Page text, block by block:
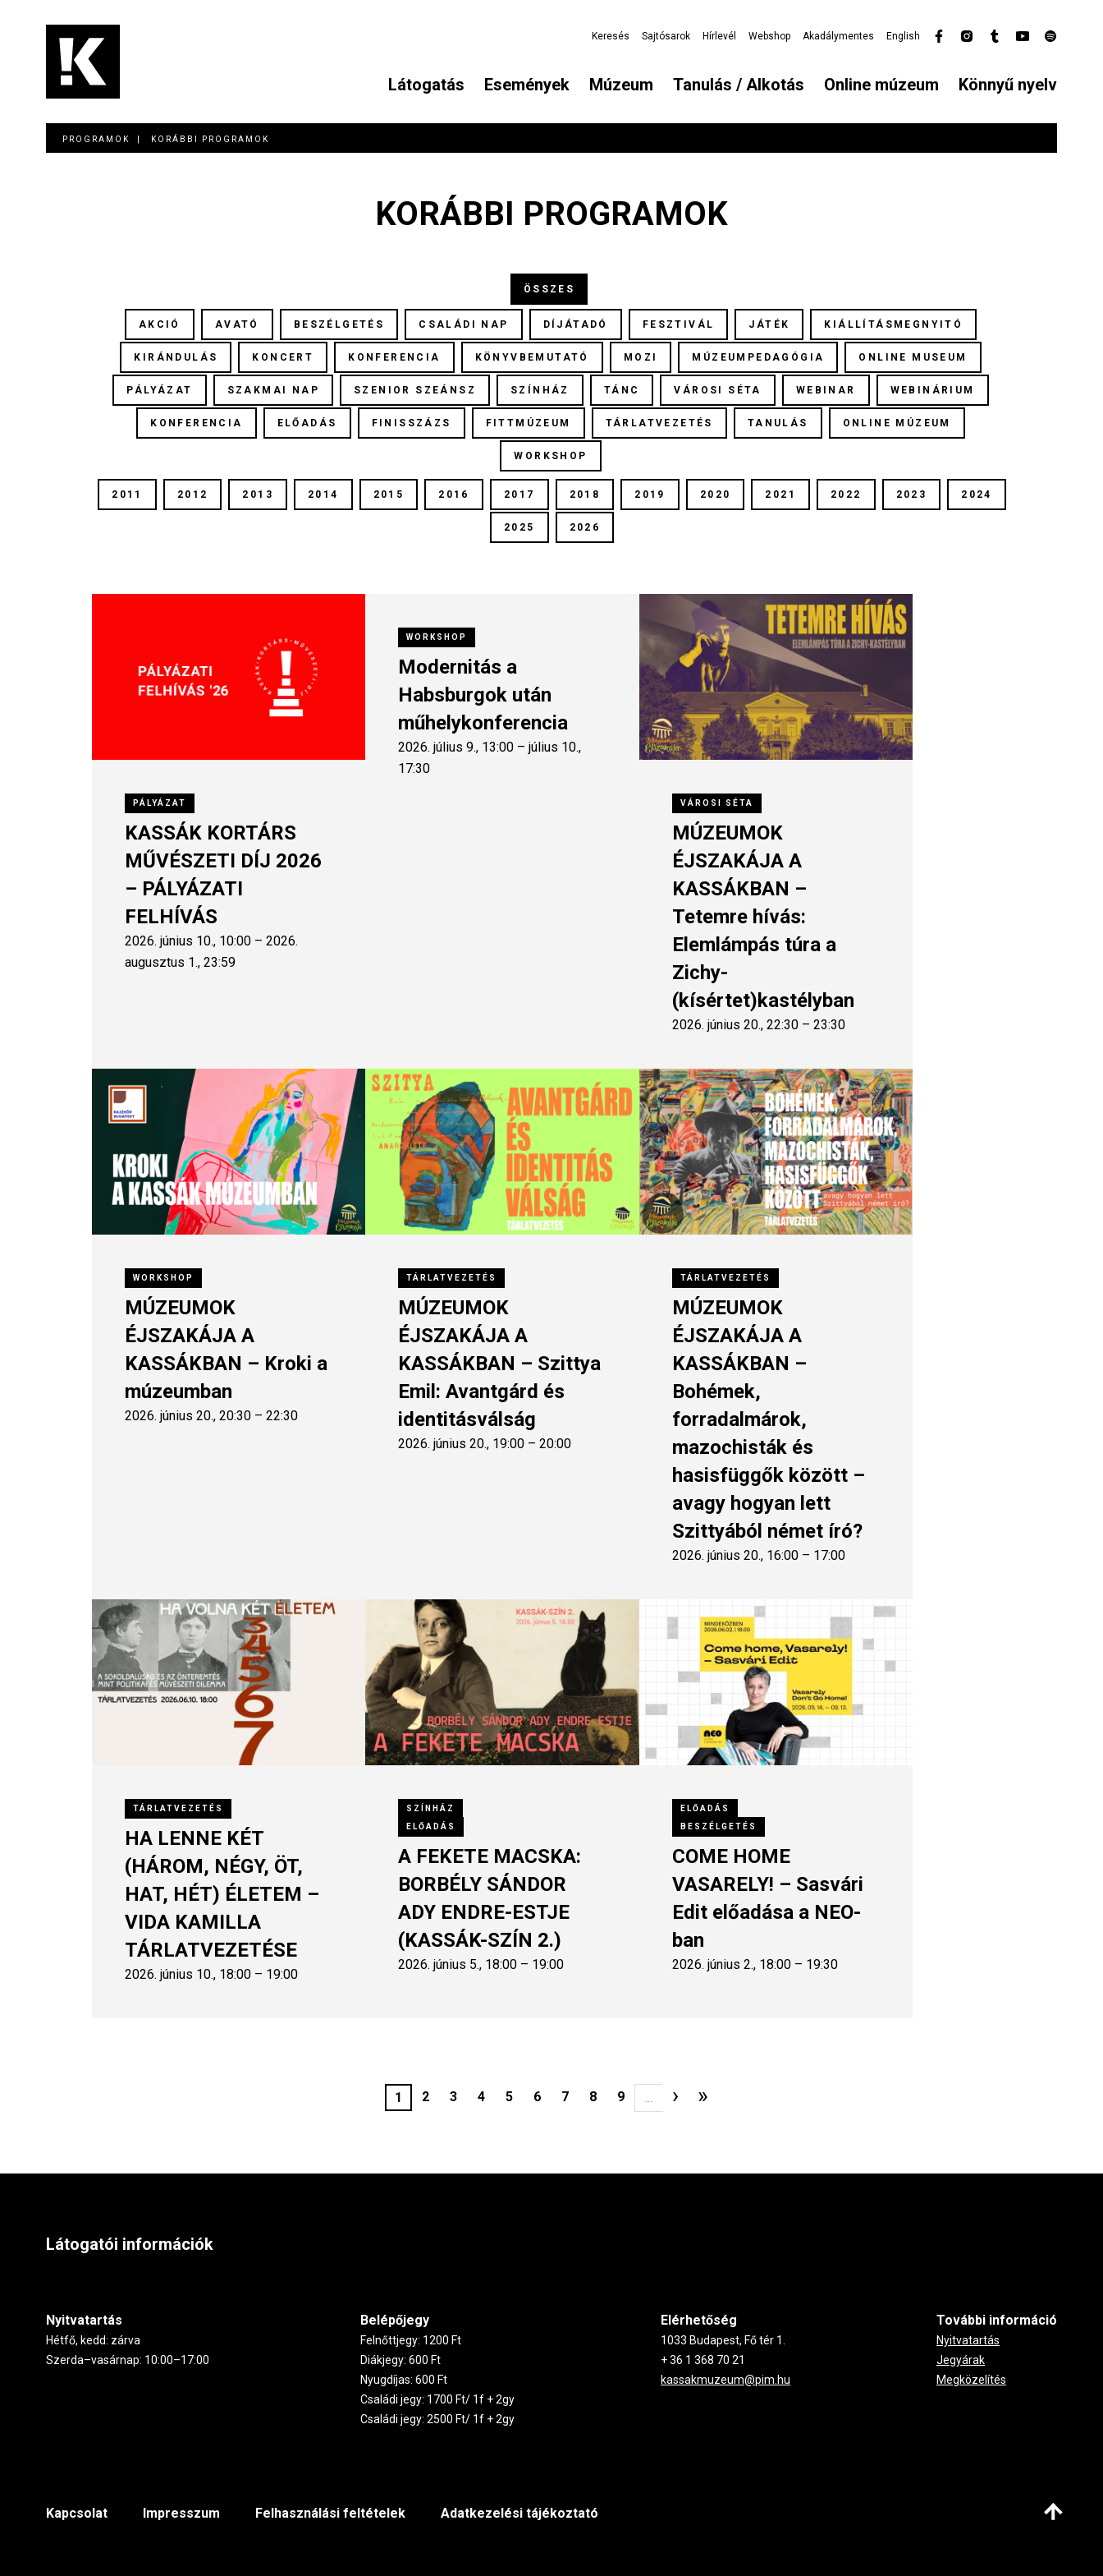
menu
Keresés Sajtósarok Hírlevél Webshop Akadálymentes English
navigation
Látogatás Események Múzeum Tanulás / Alkotás Online múzeum Könnyű nyelv
PROGRAMOK KORÁBBI PROGRAMOK
KORÁBBI PROGRAMOK
ÖSSZES
AKCIÓ AVATÓ BESZÉLGETÉS CSALÁDI NAP DÍJÁTADÓ FESZTIVÁL JÁTÉK KIÁLLÍTÁSMEGNYITÓ
KIRÁNDULÁS KONCERT KONFERENCIA KÖNYVBEMUTATÓ MOZI MÚZEUMPEDAGÓGIA ONLINE MUSEUM
PÁLYÁZAT SZAKMAI NAP SZENIOR SZEÁNSZ SZÍNHÁZ TÁNC VÁROSI SÉTA WEBINAR WEBINÁRIUM
KONFERENCIA ELŐADÁS FINISSZÁZS FITTMÚZEUM TÁRLATVEZETÉS TANULÁS ONLINE MÚZEUM
WORKSHOP
2011 2012 2013 2014 2015 2016 2017 2018 2019 2020 2021 2022 2023 2024
2025 2026
PÁLYÁZAT
KASSÁK KORTÁRS
MŰVÉSZETI DÍJ 2026
– PÁLYÁZATI
FELHÍVÁS
2026. június 10., 10:00 – 2026.
augusztus 1., 23:59
WORKSHOP
Modernitás a
Habsburgok után
műhelykonferencia
2026. július 9., 13:00 – július 10.,
17:30
VÁROSI SÉTA
MÚZEUMOK
ÉJSZAKÁJA A
KASSÁKBAN –
Tetemre hívás:
Elemlámpás túra a
Zichy-
(kísértet)kastélyban
2026. június 20., 22:30 – 23:30
WORKSHOP
MÚZEUMOK
ÉJSZAKÁJA A
KASSÁKBAN – Kroki a
múzeumban
2026. június 20., 20:30 – 22:30
TÁRLATVEZETÉS
MÚZEUMOK
ÉJSZAKÁJA A
KASSÁKBAN – Szittya
Emil: Avantgárd és
identitásválság
2026. június 20., 19:00 – 20:00
TÁRLATVEZETÉS
MÚZEUMOK
ÉJSZAKÁJA A
KASSÁKBAN –
Bohémek,
forradalmárok,
mazochisták és
hasisfüggők között –
avagy hogyan lett
Szittyából német író?
2026. június 20., 16:00 – 17:00
TÁRLATVEZETÉS
HA LENNE KÉT
(HÁROM, NÉGY, ÖT,
HAT, HÉT) ÉLETEM –
VIDA KAMILLA
TÁRLATVEZETÉSE
2026. június 10., 18:00 – 19:00
SZÍNHÁZ
ELŐADÁS
A FEKETE MACSKA:
BORBÉLY SÁNDOR
ADY ENDRE-ESTJE
(KASSÁK-SZÍN 2.)
2026. június 5., 18:00 – 19:00
ELŐADÁS
BESZÉLGETÉS
COME HOME
VASARELY! – Sasvári
Edit előadása a NEO-
ban
2026. június 2., 18:00 – 19:30
Jelenlegi
oldal
1 Oldal
2 Oldal
3 Oldal
4 Oldal
5 Oldal
6 Oldal
7 Oldal
8 Oldal
9
Következő
›
Utolsó
»
Látogatói információk
Nyitvatartás
Hétfő, kedd: zárva
Szerda–vasárnap: 10:00–17:00
Belépőjegy
Felnőttjegy: 1200 Ft
Diákjegy: 600 Ft
Nyugdíjas: 600 Ft
Családi jegy: 1700 Ft/ 1f + 2gy
Családi jegy: 2500 Ft/ 1f + 2gy
Elérhetőség
1033 Budapest, Fő tér 1.
+ 36 1 368 70 21
kassakmuzeum@pim.hu
További információ
Nyitvatartás
Jegyárak
Megközelítés
Kapcsolat Impresszum Felhasználási feltételek Adatkezelési tájékoztató